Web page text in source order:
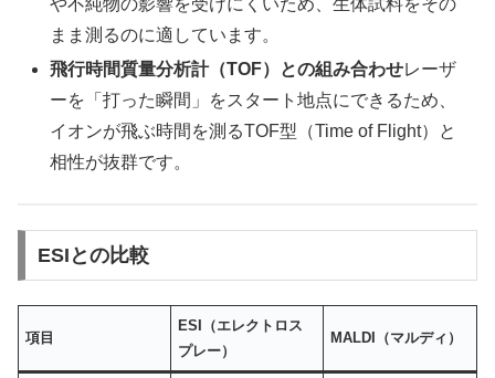
や不純物の影響を受けにくいため、生体試料をその
まま測るのに適しています。
飛行時間質量分析計（TOF）との組み合わせレーザ
ーを「打った瞬間」をスタート地点にできるため、
イオンが飛ぶ時間を測るTOF型（Time of Flight）と
相性が抜群です。
ESIとの比較
項目
ESI（エレクトロス
プレー）
MALDI（マルディ）